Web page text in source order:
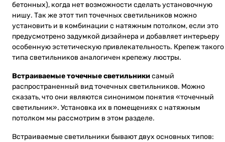
бетонных), когда нет возможности сделать установочную
нишу. Так же этот тип точечных светильников можно
установить и в комбинации с натяжным потолком, если это
предусмотрено задумкой дизайнера и добавляет интерьеру
особенную эстетическую привлекательность. Крепеж такого
типа светильников аналогичен крепежу люстры.
Встраиваемые точечные светильникисамый
распространенный вид точечных светильников. Можно
сказать, что они являются синонимом понятия «точечный
светильник». Установка их в помещениях с натяжным
потолком мы рассмотрим в этом разделе.
Встраиваемые светильники бывают двух основных типов: